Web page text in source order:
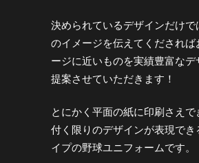
決められているデザインだけ
のイメージを伝えてくだされば
ージに近いものを実績豊富な
提案させていただきます！
とにかく平面の紙に印刷さえで
付く限りのデザインが表現でき
イプの野球ユニフォームです。